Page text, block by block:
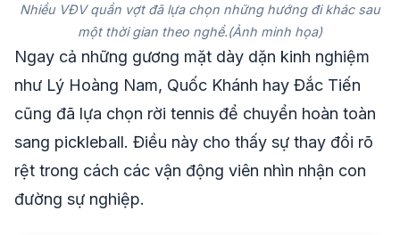
Nhiều VĐV quần vợt đã lựa chọn những hướng đi khác sau
một thời gian theo nghề.(Ảnh minh họa)
Ngay cả những gương mặt dày dặn kinh nghiệm
như Lý Hoàng Nam, Quốc Khánh hay Đắc Tiến
cũng đã lựa chọn rời tennis để chuyển hoàn toàn
sang pickleball. Điều này cho thấy sự thay đổi rõ
rệt trong cách các vận động viên nhìn nhận con
đường sự nghiệp.